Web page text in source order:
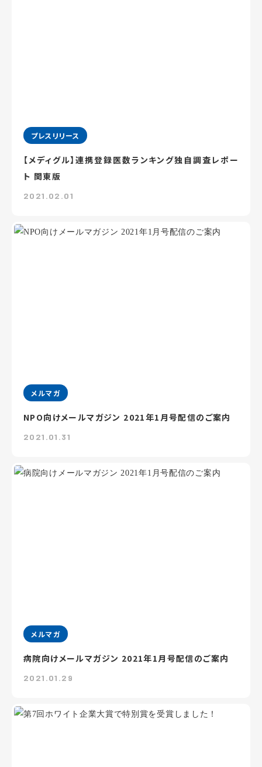
プレスリリース
【メディグル】連携登録医数ランキング独⾃調査レポー
ト 関東版
2021.02.01
メルマガ
NPO向けメールマガジン 2021年1月号配信のご案内
2021.01.31
メルマガ
病院向けメールマガジン 2021年1月号配信のご案内
2021.01.29